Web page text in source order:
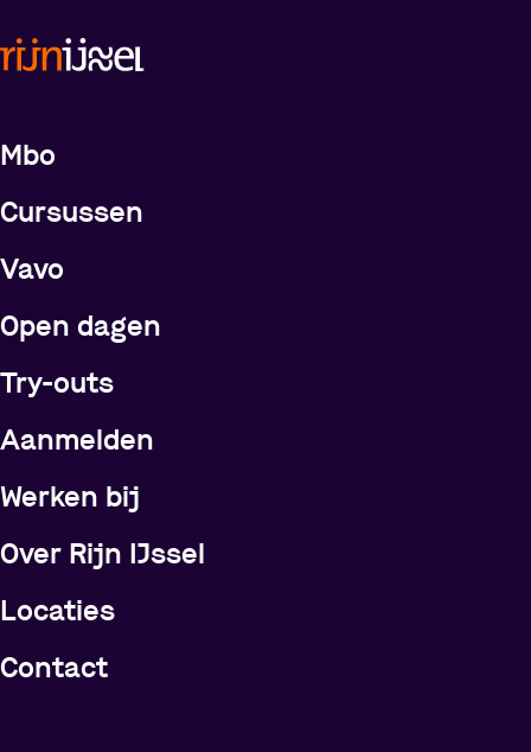
Meer over de opleidingen
Mbo
Cursussen
Vavo
Open dagen
Try-outs
Meer over Rijn IJssel
Aanmelden
Werken bij
Over Rijn IJssel
Locaties
Contact